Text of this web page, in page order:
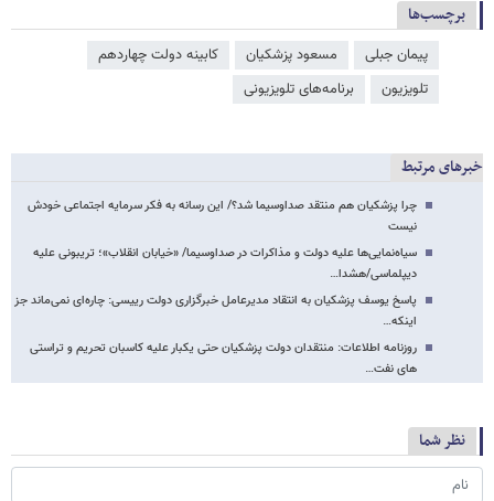
برچسب‌ها
پیمان جبلی مسعود پزشکیان
کابینه دولت چهاردهم
تلویزیون
برنامه‌های تلویزیونی
خبرهای مرتبط
چرا پزشکیان هم منتقد صداوسیما شد؟/ این رسانه به فکر سرمایه اجتماعی خودش
نیست
سیاه‌نمایی‌ها علیه دولت و مذاکرات در صداوسیما/ «خیابان انقلاب»؛ تریبونی علیه
دیپلماسی/هشدا…
پاسخ یوسف پزشکیان به انتقاد مدیرعامل خبرگزاری دولت رییسی: چاره‌ای نمی‌ماند جز
اینکه…
روزنامه اطلاعات: منتقدان دولت پزشکیان حتی یکبار علیه کاسبان تحریم و تراستی
های نفت…
نظر شما